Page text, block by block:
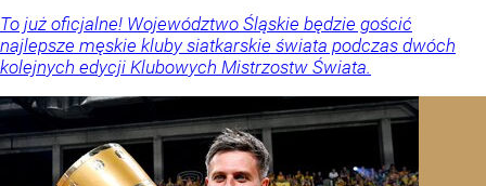
To już oficjalne! Województwo Śląskie będzie gościć
najlepsze męskie kluby siatkarskie świata podczas dwóch
kolejnych edycji Klubowych Mistrzostw Świata.